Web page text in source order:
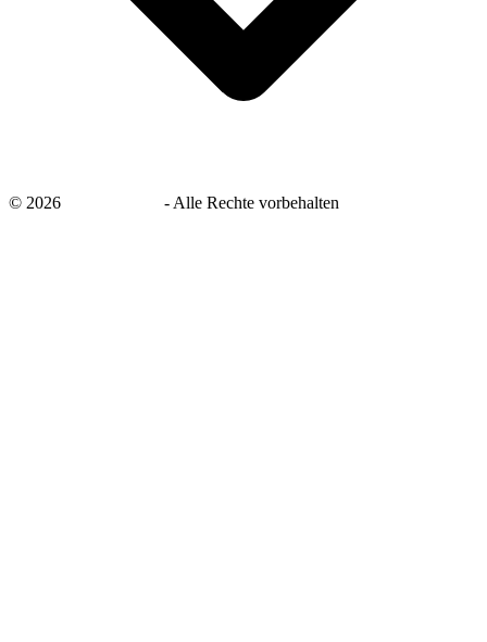
© 2026 - Alle Rechte vorbehalten